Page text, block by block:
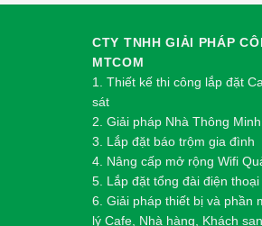
CTY TNHH GIẢI PHÁP
MTCOM
1. Thiết kế thi công lắp đặt
sát
2. Giải pháp Nhà Thông Minh
3. Lắp đặt báo trộm gia đình
4. Nâng cấp mở rộng Wifi
5. Lắp đặt tổng đài điện thoại
6. Giải pháp thiết bị và phần
lý Cafe, Nhà hàng, Khách sạn